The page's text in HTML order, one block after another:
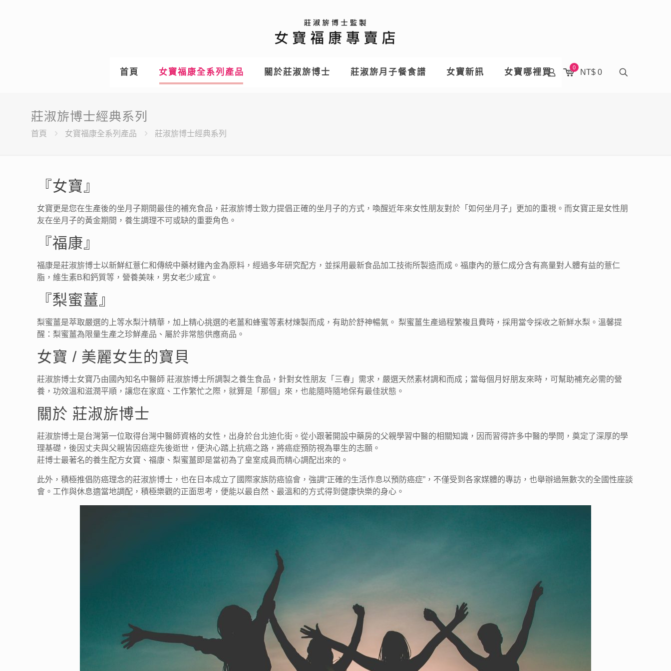
首頁 女寶福康全系列產品 關於莊淑旂博士 莊淑旂月子餐食譜 女寶新訊 女寶哪裡買 0
NT$ 0
莊淑旂博士經典系列
首頁 女寶福康全系列產品 莊淑旂博士經典系列
『女寶』
女寶更是您在生產後的坐月子期間最佳的補充食品，莊淑旂博士致力提倡正確的坐月子的方式，喚醒近年來女性朋友對於「如何坐月子」更加的重視。而女寶正是女性朋
友在坐月子的黃金期間，養生調理不可或缺的重要角色。
『福康』
福康是莊淑旂博士以新鮮紅薏仁和傳統中藥材雞內金為原料，經過多年研究配方，並採用最新食品加工技術所製造而成。福康內的薏仁成分含有高量對人體有益的薏仁
脂，維生素B和鈣質等，營養美味，男女老少咸宜。
『梨蜜薑』
梨蜜薑是萃取嚴選的上等水梨汁精華，加上精心挑選的老薑和蜂蜜等素材煉製而成，有助於舒神暢氣。 梨蜜薑生產過程繁複且費時，採用當令採收之新鮮水梨。溫馨提
醒：梨蜜薑為限量生產之珍鮮產品、屬於非常態供應商品。
女寶 / 美麗女生的寶貝
莊淑旂博士女寶乃由國內知名中醫師 莊淑旂博士所調製之養生食品，針對女性朋友「三春」需求，嚴選天然素材調和而成；當每個月好朋友來時，可幫助補充必需的營
養，功效溫和滋潤平順，讓您在家庭、工作繁忙之際，就算是「那個」來，也能隨時隨地保有最佳狀態。
關於 莊淑旂博士
莊淑旂博士是台灣第一位取得台灣中醫師資格的女性，出身於台北迪化街。從小跟著開設中藥房的父親學習中醫的相關知識，因而習得許多中醫的學問，奠定了深厚的學
理基礎，後因丈夫與父親皆因癌症先後逝世，便決心踏上抗癌之路，將癌症預防視為畢生的志願。
莊博士最著名的養生配方女寶、福康、梨蜜薑即是當初為了皇室成員而精心調配出來的。
此外，積極推倡防癌理念的莊淑旂博士，也在日本成立了國際家族防癌協會，強調“正確的生活作息以預防癌症”，不僅受到各家媒體的專訪，也舉辦過無數次的全國性座談
會。工作與休息適當地調配，積極樂觀的正面思考，便能以最自然、最溫和的方式得到健康快樂的身心。